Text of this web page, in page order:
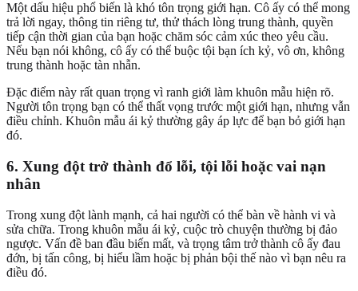
Một dấu hiệu phổ biến là khó tôn trọng giới hạn. Cô ấy có thể mong
trả lời ngay, thông tin riêng tư, thử thách lòng trung thành, quyền
tiếp cận thời gian của bạn hoặc chăm sóc cảm xúc theo yêu cầu.
Nếu bạn nói không, cô ấy có thể buộc tội bạn ích kỷ, vô ơn, không
trung thành hoặc tàn nhẫn.
Đặc điểm này rất quan trọng vì ranh giới làm khuôn mẫu hiện rõ.
Người tôn trọng bạn có thể thất vọng trước một giới hạn, nhưng vẫn
điều chỉnh. Khuôn mẫu ái kỷ thường gây áp lực để bạn bỏ giới hạn
đó.
6. Xung đột trở thành đổ lỗi, tội lỗi hoặc vai nạn
nhân
Trong xung đột lành mạnh, cả hai người có thể bàn về hành vi và
sửa chữa. Trong khuôn mẫu ái kỷ, cuộc trò chuyện thường bị đảo
ngược. Vấn đề ban đầu biến mất, và trọng tâm trở thành cô ấy đau
đớn, bị tấn công, bị hiểu lầm hoặc bị phản bội thế nào vì bạn nêu ra
điều đó.